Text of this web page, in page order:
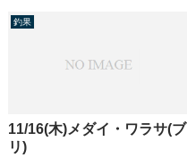
釣果
11/16(木)メダイ・ワラサ(ブ
リ)